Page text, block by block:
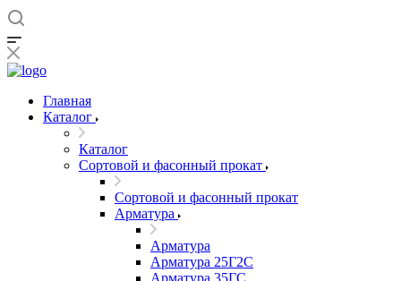
Главная
Каталог
Каталог
Сортовой и фасонный прокат
Сортовой и фасонный прокат
Арматура
Арматура
Арматура 25Г2С
Арматура 35ГС